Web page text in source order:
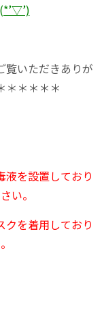
覧いただきありが
＊＊＊＊＊
を設置しており
い。
クを着用しており